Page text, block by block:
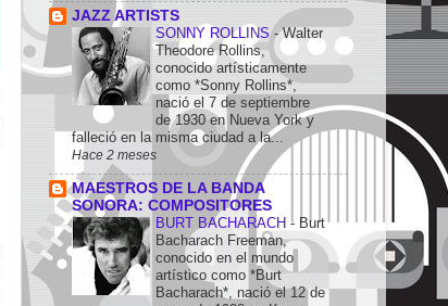
JAZZ ARTISTS
SONNY ROLLINS-Walter
Theodore Rollins,
conocido artísticamente
como *Sonny Rollins*,
nació el 7 de septiembre
de 1930 en Nueva York y
falleció en la misma ciudad a la...
Hace 2 meses
MAESTROS DE LA BANDA
SONORA: COMPOSITORES
BURT BACHARACH - Burt
Bacharach Freeman,
conocido en el mundo
artístico como *Burt
Bacharach*, nació el 12 de